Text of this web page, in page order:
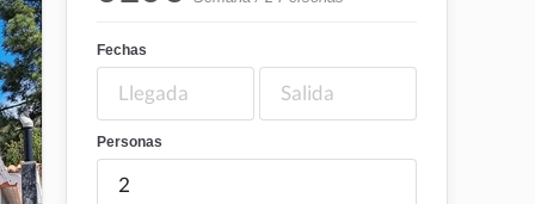
Fechas
Personas